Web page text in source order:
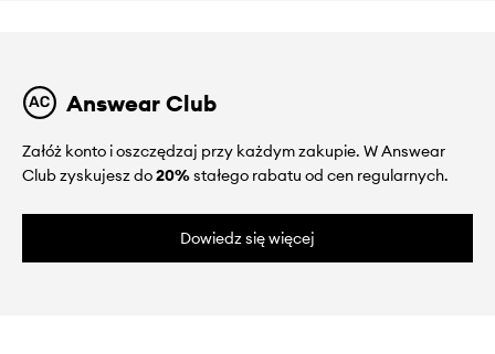
Answear Club
Załóż konto i oszczędzaj przy każdym zakupie. W Answear
Club zyskujesz do20%stałego rabatu od cen regularnych.
Dowiedz się więcej